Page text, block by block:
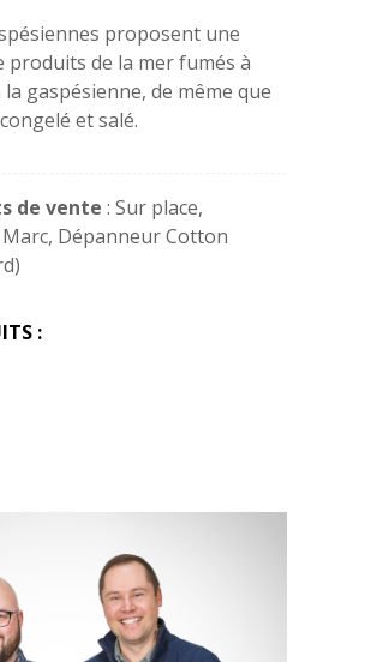
proposent une
produits de la mer fumés à
gaspésienne, de même que
et salé.
de vente : Sur place,
Dépanneur Cotton
: